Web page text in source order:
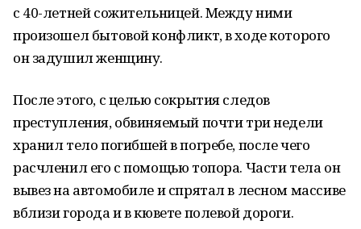
с 40-летней сожительницей. Между ними
произошел бытовой конфликт, в ходе которого
он задушил женщину.
После этого, с целью сокрытия следов
преступления, обвиняемый почти три недели
хранил тело погибшей в погребе, после чего
расчленил его с помощью топора. Части тела он
вывез на автомобиле и спрятал в лесном массиве
вблизи города и в кювете полевой дороги.